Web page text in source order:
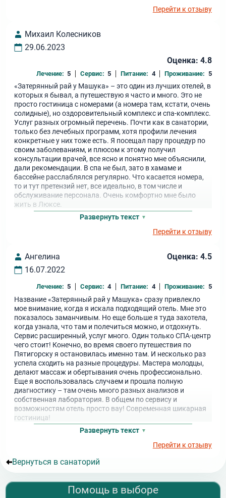
Перейти к отзыву
Михаил Колесников
29.06.2023
Оценка: 4.8
Лечение: 5 Сервис: 5 Питание: 4 Проживание: 5
«Затерянный рай у Машука» – это один из лучших отелей, в
которых я бывал, а путешествую я часто и много. Это не
просто гостиница с номерами (а номера там, кстати, очень
солидные), но оздоровительный комплекс и спа-комплекс.
Услуг разных огромный перечень. Почти как в санатории,
только без лечебных программ, хотя профили лечения
конкретные у них тоже есть. Я посещал пару процедур по
своим заболеваниям, и плюсом к этому получил
консультации врачей, все ясно и понятно мне объяснили,
дали рекомендации. В спа не был, зато в хамаме и
бассейне расслаблялся регулярно. Что касается номера,
то и тут претензий нет, все идеально, в том числе и
обслуживание персонала. Очень комфортно мне было
жить в Люксе.
Развернуть текст
Перейти к отзыву
Ангелина
16.07.2022
Оценка: 4.5
Лечение: 5 Сервис: 4 Питание: 4 Проживание: 5
Название «Затерянный рай у Машука» сразу привлекло
мое внимание, когда я искала подходящий отель. Мне это
показалось заманчивым. Но еще больше я туда захотела,
когда узнала, что там и полечиться можно, и отдохнуть.
Сервис расширенный, услуг много. Один только СПА-центр
чего стоит! Конечно, во время своего путешествия по
Пятигорску я остановилась именно там. И несколько раз
успела сходить на разные процедуры. Мастера молодцы,
делают массаж и обертывания очень профессионально.
Еще я воспользовалась случаем и прошла полную
диагностику – там очень много разных анализов и
собственная лаборатория. В общем по сервису и
возможностям отель просто вау! Современная шикарная
гостиница!
Развернуть текст
Перейти к отзыву
Вернуться в санаторий
Помощь в выборе